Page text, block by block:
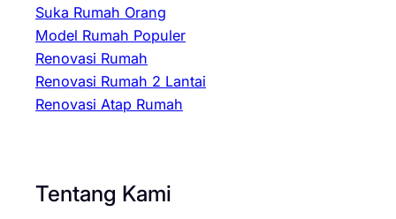
Suka Rumah Orang
Model Rumah Populer
Renovasi Rumah
Renovasi Rumah 2 Lantai
Renovasi Atap Rumah
Tentang Kami